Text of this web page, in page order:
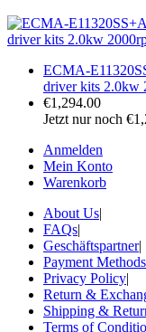
ECMA-
driver kits 2.0kw
€1,294.00
Jetzt nur noch
Anmelden
Mein Konto
Warenkorb
About Us|
FAQs|
Geschäftspartner|
Payment Methods
Privacy Policy|
Return &
Shipping &
Terms of